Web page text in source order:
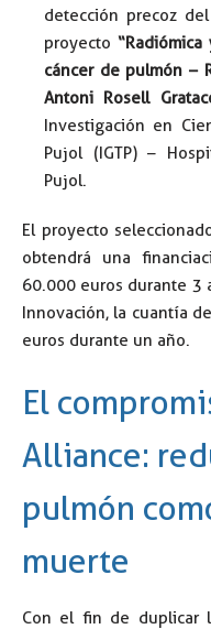
detección precoz
proyecto
cáncer de pulmón –
Antoni Rosell
Investigación en
Pujol (IGTP) –
Pujol.
El proyecto
obtendrá una
60.000 euros durante 3
Innovación, la cuantía
euros durante un año.
El
Alliance:
pulmón
muerte
Con el fin de duplicar